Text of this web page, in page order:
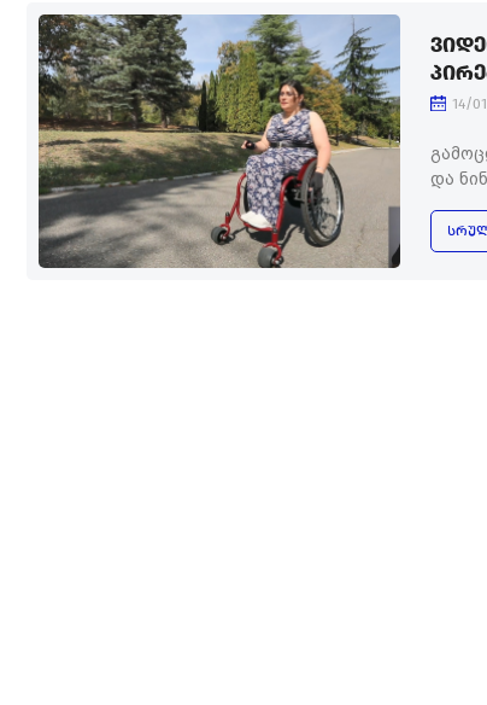
14/
და